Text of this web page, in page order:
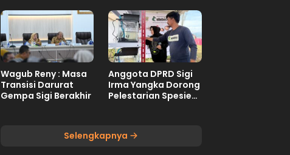
Sulteng
Wagub Reny : Masa
Transisi Darurat
Gempa Sigi Berakhir
Anggota DPRD Sigi
Irma Yangka Dorong
Pelestarian Spesies
Selengkapnya